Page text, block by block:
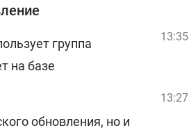
группа
на базе
обновления, но и
13:35
13:27